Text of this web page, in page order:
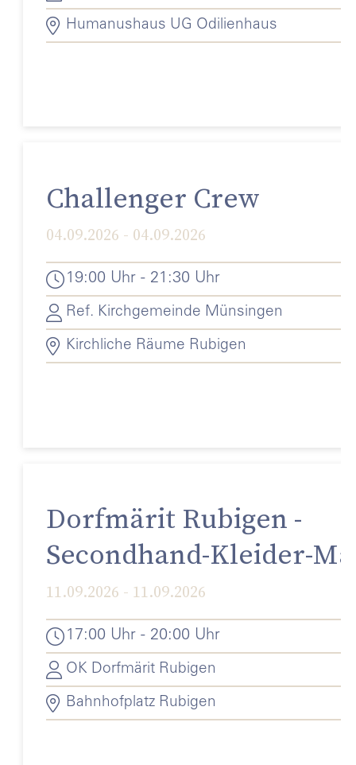
Humanushaus UG Odilienhaus
Challenger Crew
04.09.2026 - 04.09.2026
19:00 Uhr - 21:30 Uhr
Ref. Kirchgemeinde Münsingen
Kirchliche Räume Rubigen
Dorfmärit Rubigen -
Secondhand-Kleider-
11.09.2026 - 11.09.2026
17:00 Uhr - 20:00 Uhr
OK Dorfmärit Rubigen
Bahnhofplatz Rubigen